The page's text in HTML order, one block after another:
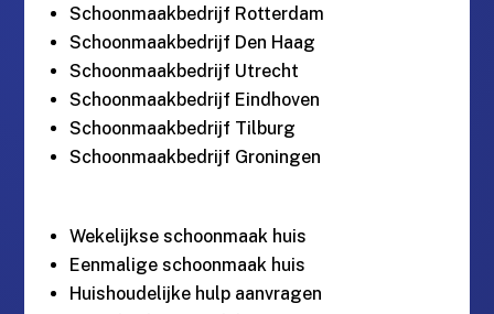
Schoonmaakbedrijf Rotterdam
Schoonmaakbedrijf Den Haag
Schoonmaakbedrijf Utrecht
Schoonmaakbedrijf Eindhoven
Schoonmaakbedrijf Tilburg
Schoonmaakbedrijf Groningen
Wekelijkse schoonmaak huis
Eenmalige schoonmaak huis
Huishoudelijke hulp aanvragen